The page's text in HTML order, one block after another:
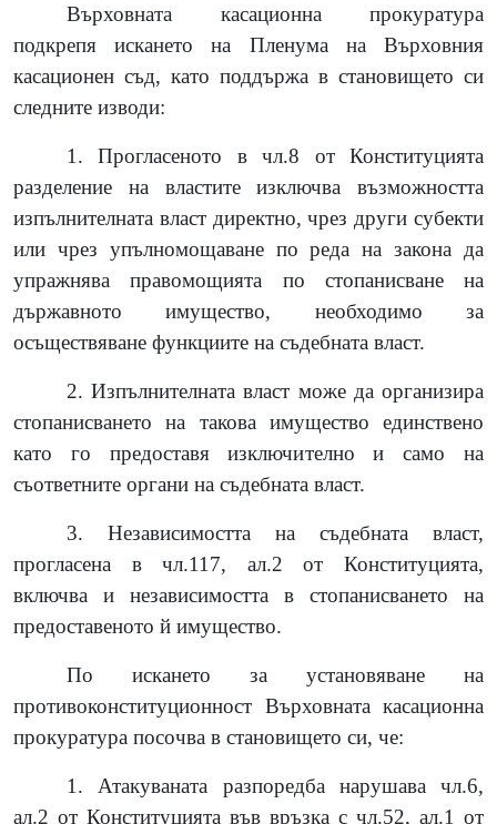
Върховната касационна прокуратура
подкрепя искането на Пленума на Върховния
касационен съд, като поддържа в становището си
следните изводи:
1. Прогласеното в чл.8 от Конституцията
разделение на властите изключва възможността
изпълнителната власт директно, чрез други субекти
или чрез упълномощаване по реда на закона да
упражнява правомощията по стопанисване на
държавното имущество, необходимо за
осъществяване функциите на съдебната власт.
2. Изпълнителната власт може да организира
стопанисването на такова имущество единствено
като го предоставя изключително и само на
съответните органи на съдебната власт.
3. Независимостта на съдебната власт,
прогласена в чл.117, ал.2 от Конституцията,
включва и независимостта в стопанисването на
предоставеното й имущество.
По искането за установяване на
противоконституционност Върховната касационна
прокуратура посочва в становището си, че:
1. Атакуваната разпоредба нарушава чл.6,
ал.2 от Конституцията във връзка с чл.52, ал.1 от